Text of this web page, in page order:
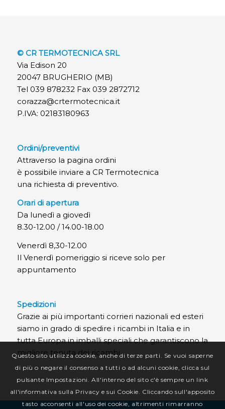
© CR TERMOTECNICA SRL
Via Edison 20
20047 BRUGHERIO (MB)
Tel 039 878232 Fax 039 2872712
corazza@crtermotecnica.it
P.IVA: 02183180963
Ordini/preventivi
Attraverso la pagina ordini
è possibile inviare a CR Termotecnica
una richiesta di preventivo.
Orari di apertura
Da lunedì a giovedì
8.30-12.00 / 14.00-18.00
Venerdì 8,30-12.00
Il Venerdì pomeriggio si riceve solo per
appuntamento
Spedizioni
Grazie ai più importanti corrieri nazionali ed esteri
siamo in grado di spedire i ricambi in Italia e in
tutta Europa in imballi speciali che garantiscono la
migliore tenuta dei ricambi.
Questo sito utilizza cookie, anche di terze parti. Se vuoi saperne
di più o negare il consenso a tutti o ad alcuni cookie, clicca sul
pulsante Impostazioni. All'interno del sito c'è sempre un link
all'informativa sulla Privacy e sui Cookie. Cliccando sull'apposito
tasto acconsenti all'uso dei cookie, altrimenti rimarranno